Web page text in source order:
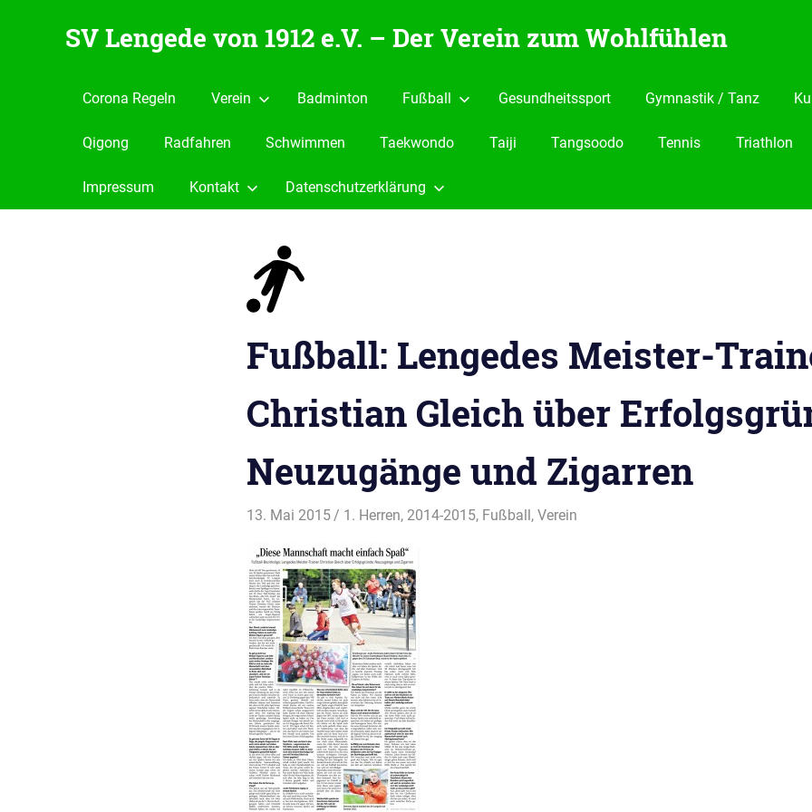
SV Lengede von 1912 e.V. – Der Verein zum Wohlfühlen
Verein
Corona Regeln Verein Badminton Fußball Gesundheitssport Gymnastik / Tanz
Qigong Radfahren Schwimmen Taekwondo Taiji Tangsoodo Tennis Triathlon
Impressum Kontakt Datenschutzerklärung
Fußball: Lengedes Meister-
Christian Gleich über
Neuzugänge und Zigarren
13. Mai 2015 svladmin
1. Herren, 2014-2015, Fußball,Verein